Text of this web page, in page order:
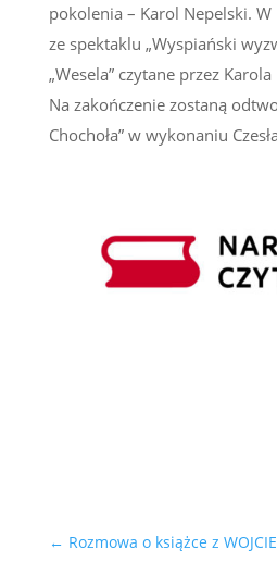
pokolenia – Karol Nepelski.
ze spektaklu „Wyspiański
„Wesela” czytane przez
Na zakończenie zostaną
Chochoła” w wykonaniu
← Rozmowa o książce z